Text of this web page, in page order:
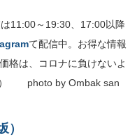
11:00～19:30、17:00以降
て配信中。お得な情報
格は、コロナに負けないよ
） photo by Ombak san